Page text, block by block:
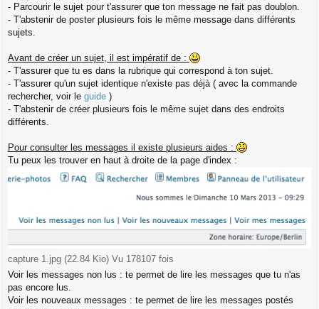
- Parcourir le sujet pour t'assurer que ton message ne fait pas doublon.
- T'abstenir de poster plusieurs fois le même message dans différents
sujets.
Avant de créer un sujet, il est impératif de :
- T'assurer que tu es dans la rubrique qui correspond à ton sujet.
- T'assurer qu'un sujet identique n'existe pas déjà ( avec la commande
rechercher, voir le guide )
- T'abstenir de créer plusieurs fois le même sujet dans des endroits
différents.
Pour consulter les messages il existe plusieurs aides :
Tu peux les trouver en haut à droite de la page d'index :
capture 1.jpg (22.84 Kio) Vu 178107 fois
Voir les messages non lus : te permet de lire les messages que tu n'as
pas encore lus.
Voir les nouveaux messages : te permet de lire les messages postés